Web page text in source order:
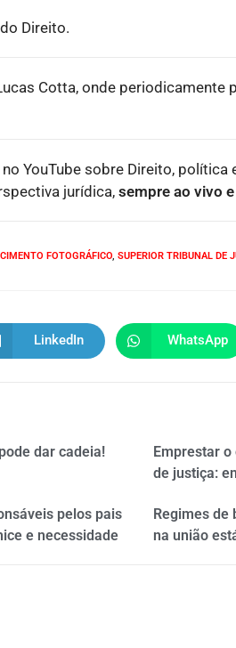
Direito.
Cotta, onde periodicamente
YouTube sobre Direito, política
jurídica, sempre ao vivo
FOTOGRÁFICO, SUPERIOR TRIBUNAL DE
LinkedIn WhatsApp
dar cadeia!
Emprestar
de justiça:
pelos pais
e necessidade
Regimes de
na união